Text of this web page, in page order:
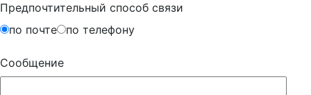
Предпочтительный способ связи
по почте
по телефону
Сообщение